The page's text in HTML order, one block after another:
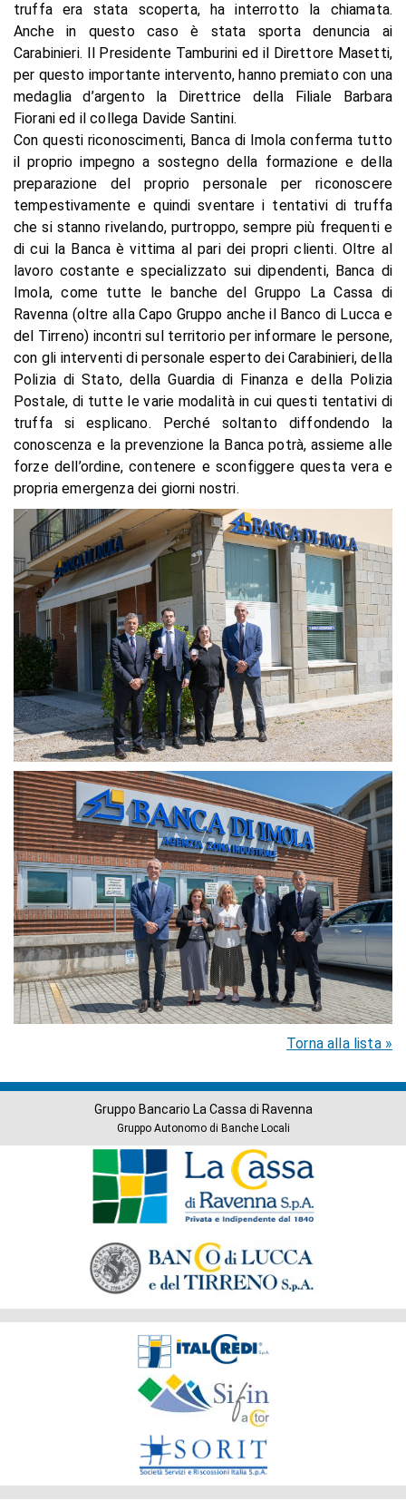
truffa era stata scoperta, ha interrotto la chiamata.
Anche in questo caso è stata sporta denuncia ai
Carabinieri. Il Presidente Tamburini ed il Direttore Masetti,
per questo importante intervento, hanno premiato con una
medaglia d’argento la Direttrice della Filiale Barbara
Fiorani ed il collega Davide Santini.
Con questi riconoscimenti, Banca di Imola conferma tutto
il proprio impegno a sostegno della formazione e della
preparazione del proprio personale per riconoscere
tempestivamente e quindi sventare i tentativi di truffa
che si stanno rivelando, purtroppo, sempre più frequenti e
di cui la Banca è vittima al pari dei propri clienti. Oltre al
lavoro costante e specializzato sui dipendenti, Banca di
Imola, come tutte le banche del Gruppo La Cassa di
Ravenna (oltre alla Capo Gruppo anche il Banco di Lucca e
del Tirreno) incontri sul territorio per informare le persone,
con gli interventi di personale esperto dei Carabinieri, della
Polizia di Stato, della Guardia di Finanza e della Polizia
Postale, di tutte le varie modalità in cui questi tentativi di
truffa si esplicano. Perché soltanto diffondendo la
conoscenza e la prevenzione la Banca potrà, assieme alle
forze dell’ordine, contenere e sconfiggere questa vera e
propria emergenza dei giorni nostri.
Torna alla lista »
Gruppo Bancario La Cassa di Ravenna
Gruppo Autonomo di Banche Locali